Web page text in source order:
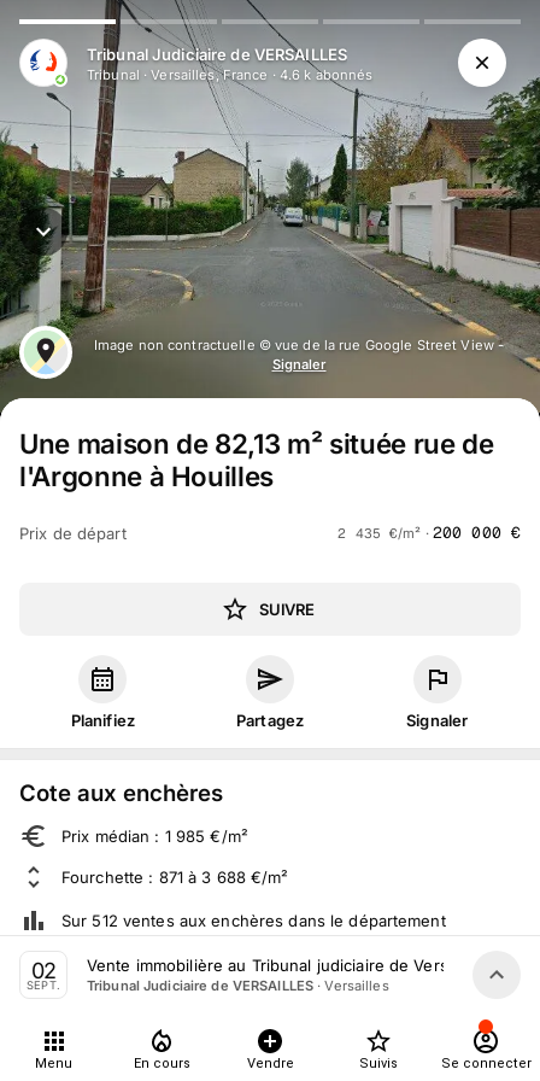
Tribunal Judiciaire de VERSAILLES
Tribunal ·Versailles, France · 4.6 k abonnés
Image non contractuelle © vue de la rue Google Street View -
Signaler
Une maison de 82,13 m² située rue de
l'Argonne à Houilles
Prix de départ 2 435 €/m² · 200 000 €
SUIVRE
Planifiez Partagez Signaler
Cote aux enchères
Prix médian : 1 985 €/m²
Fourchette : 871 à 3 688 €/m²
Sur 512 ventes aux enchères dans le département
À propos
18
02
SEPT.
Vente immobilière au Tribunal judiciaire de Versailles le 2
Tribunal Judiciaire de VERSAILLES ·Versailles
Menu En cours Vendre Suivis Se connecter